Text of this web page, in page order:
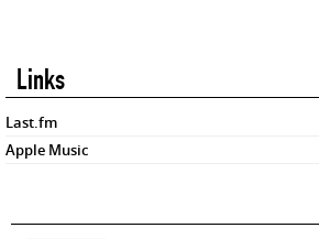
Links
Last.fm
Apple Music